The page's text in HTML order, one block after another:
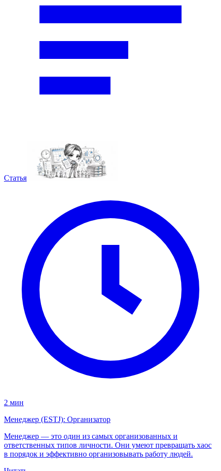
Статья
2 мин
Менеджер (ESTJ): Организатор
Менеджер — это один из самых организованных и
ответственных типов личности. Они умеют превращать хаос
в порядок и эффективно организовывать работу людей.